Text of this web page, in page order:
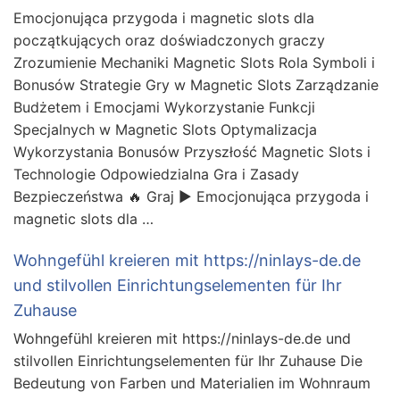
Emocjonująca przygoda i magnetic slots dla
początkujących oraz doświadczonych graczy
Zrozumienie Mechaniki Magnetic Slots Rola Symboli i
Bonusów Strategie Gry w Magnetic Slots Zarządzanie
Budżetem i Emocjami Wykorzystanie Funkcji
Specjalnych w Magnetic Slots Optymalizacja
Wykorzystania Bonusów Przyszłość Magnetic Slots i
Technologie Odpowiedzialna Gra i Zasady
Bezpieczeństwa 🔥 Graj ▶️ Emocjonująca przygoda i
magnetic slots dla …
Wohngefühl kreieren mit https://ninlays-de.de
und stilvollen Einrichtungselementen für Ihr
Zuhause
Wohngefühl kreieren mit https://ninlays-de.de und
stilvollen Einrichtungselementen für Ihr Zuhause Die
Bedeutung von Farben und Materialien im Wohnraum